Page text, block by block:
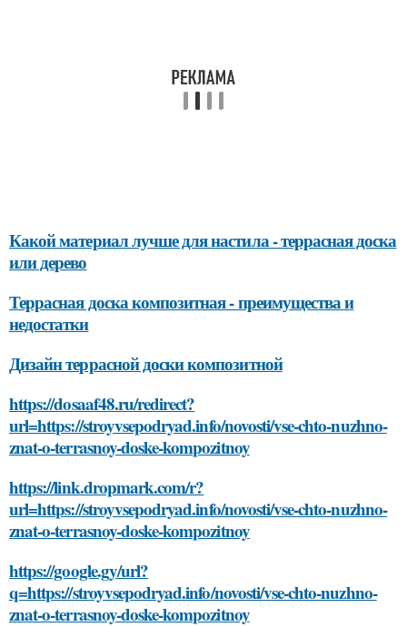
Какой материал лучше для настила - террасная доска
или дерево
Террасная доска композитная - преимущества и
недостатки
Дизайн террасной доски композитной
https://dosaaf48.ru/redirect?
url=https://stroyvsepodryad.info/novosti/vse-chto-nuzhno-
znat-o-terrasnoy-doske-kompozitnoy
https://link.dropmark.com/r?
url=https://stroyvsepodryad.info/novosti/vse-chto-nuzhno-
znat-o-terrasnoy-doske-kompozitnoy
https://google.gy/url?
q=https://stroyvsepodryad.info/novosti/vse-chto-nuzhno-
znat-o-terrasnoy-doske-kompozitnoy